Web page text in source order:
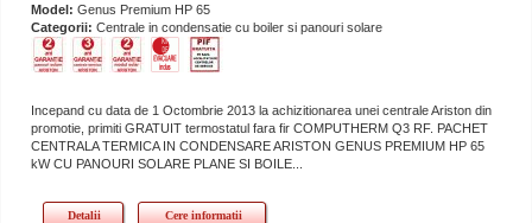
Model: Genus Premium HP 65
Categorii: Centrale in condensatie cu boiler si panouri solare
Incepand cu data de 1 Octombrie 2013 la achizitionarea unei centrale Ariston din
promotie, primiti GRATUIT termostatul fara fir COMPUTHERM Q3 RF. PACHET
CENTRALA TERMICA IN CONDENSARE ARISTON GENUS PREMIUM HP 65
kW CU PANOURI SOLARE PLANE SI BOILE...
Detalii Cere informatii